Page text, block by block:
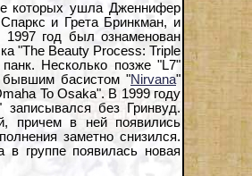
которых ушла Дженнифер
и Грета Бринкман, и
год был ознаменован
"The Beauty Process: Triple
Несколько позже "L7"
бывшим басистом "Nirvana"
To Osaka". В 1999 году
без Гринвуд.
причем в ней появились
заметно снизился.
в группе появилась новая